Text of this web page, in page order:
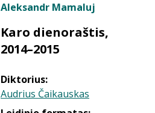
Aleksandr Mamaluj
Karo dienoraštis,
2014–2015
Diktorius:
Audrius Čaikauskas